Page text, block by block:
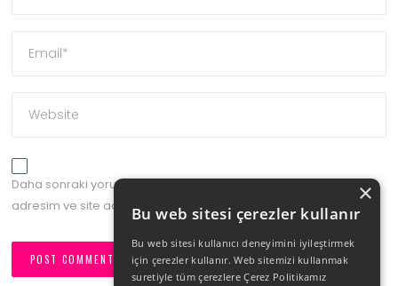
Daha sonraki yorumlarımda kullanılması için adım, e-posta
adresim ve site adresim bu tarayıcıya kaydedilsin.
×
Bu web sitesi çerezler kullanır
Bu web sitesi kullanıcı deneyimini iyileştirmek
için çerezler kullanır. Web sitemizi kullanmak
suretiyle tüm çerezlere Çerez Politikamız